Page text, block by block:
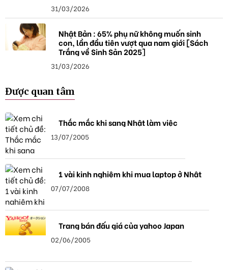
31/03/2026
Nhật Bản : 65% phụ nữ không muốn sinh
con, lần đầu tiên vượt qua nam giới [Sách
Trắng về Sinh Sản 2025]
31/03/2026
Được quan tâm
Thắc mắc khi sang Nhật làm việc
13/07/2005
1 vài kinh nghiệm khi mua laptop ở Nhật
07/07/2008
Trang bán đấu giá của yahoo Japan
02/06/2005